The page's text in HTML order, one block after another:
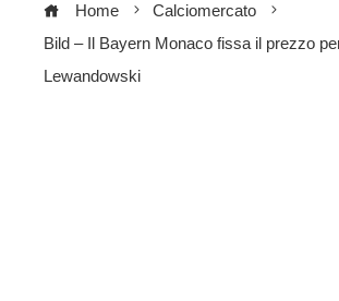
Home
Calciomercato
Bild – Il Bayern Monaco fissa il prezzo
Lewandowski